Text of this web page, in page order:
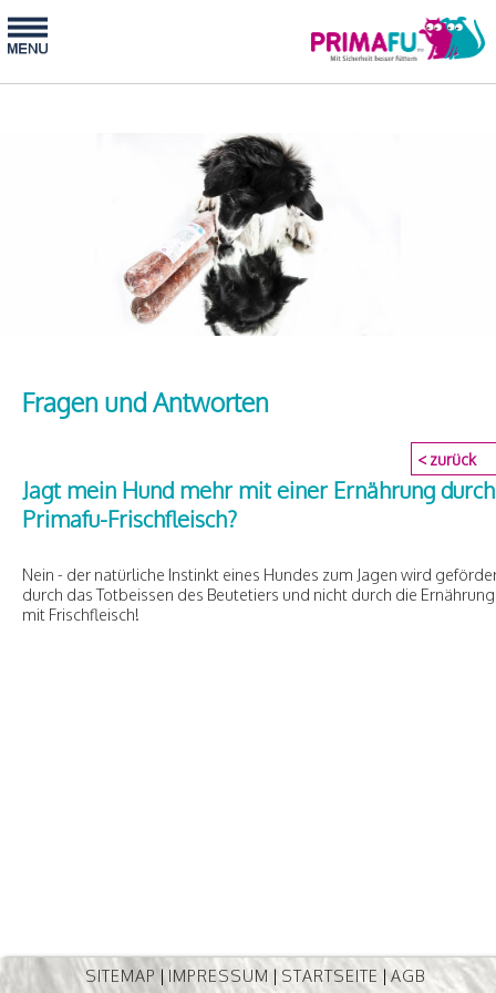
Fragen und Antworten
< zurück
Jagt mein Hund mehr mit einer Ernährung durch
Primafu-Frischfleisch?
Nein - der natürliche Instinkt eines Hundes zum Jagen wird
durch das Totbeissen des Beutetiers und nicht durch die Ernährung
mit Frischfleisch!
SITEMAP | IMPRESSUM | STARTSEITE |AGB